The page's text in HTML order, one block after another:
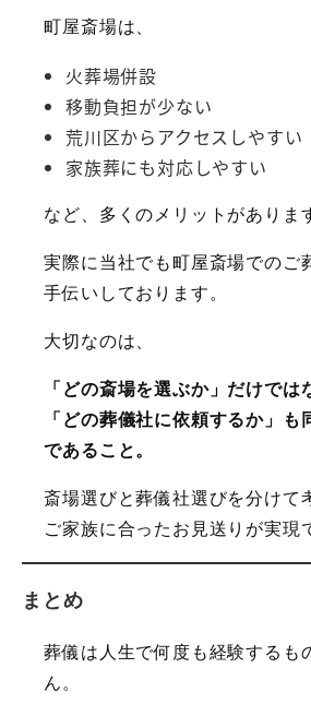
町屋斎場は、
火葬場併設
移動負担が少ない
荒川区からアクセスしやすい
家族葬にも対応しやすい
など、多くのメリットがありま
実際に当社でも町屋斎場でのご
手伝いしております。
大切なのは、
「どの斎場を選ぶか」だけでは
「どの葬儀社に依頼するか」も
であること。
斎場選びと葬儀社選びを分けて
ご家族に合ったお見送りが実現
まとめ
葬儀は人生で何度も経験するも
ん。